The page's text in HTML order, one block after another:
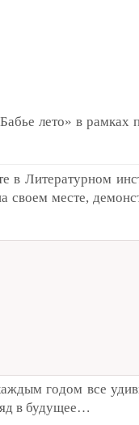
лето» в рамках
в Литературном
своем месте,
годом все
в будущее…